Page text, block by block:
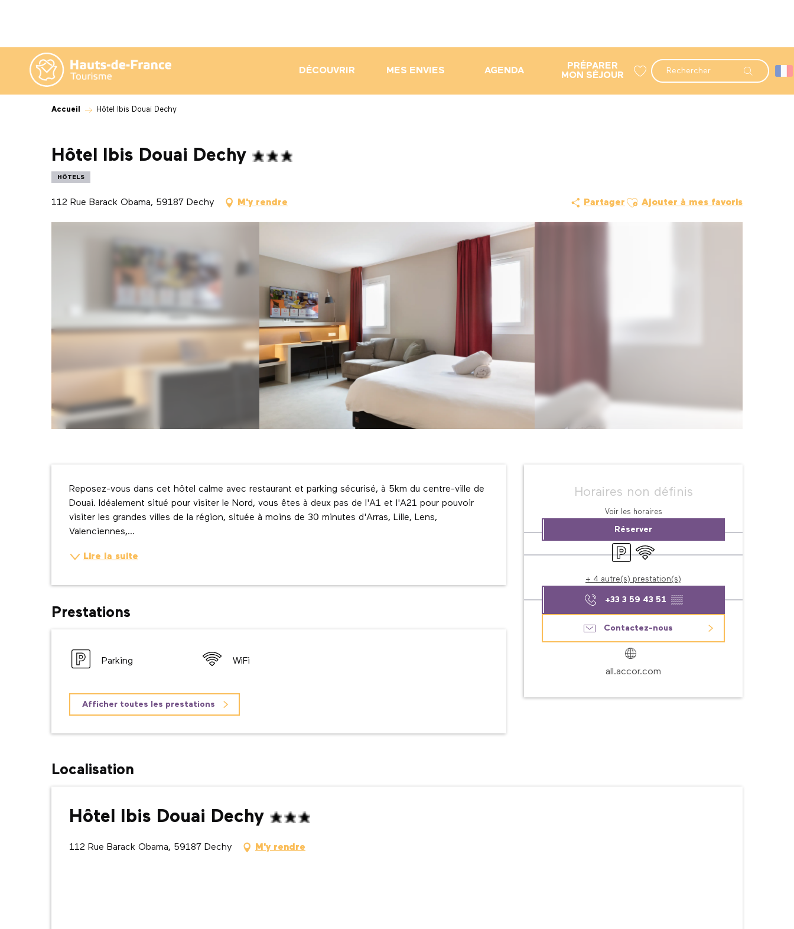
contenu
principal
Recherche
DÉCOUVRIR MES ENVIES AGENDA
PRÉPARER
MON SÉJOUR
Accueil Hôtel Ibis Douai Dechy
Hôtel Ibis Douai Dechy
HÔTELS
112 Rue Barack Obama, 59187 Dechy M'y rendre Partager Ajouter aux favoris
Ajouter à mes favoris
Ouverture et
Horaires non définis
Voir les horaires
Réserver
ParkingWiFi
+ 4 autre(s) prestation(s)
+33 3 59 43 51 ▒▒
Contactez-nous
all.accor.com
Description
Reposez-vous dans cet hôtel calme avec restaurant et parking sécurisé, à 5km du centre-ville de
Douai. Idéalement situé pour visiter le Nord, vous êtes à deux pas de l'A1 et l'A21 pour pouvoir
visiter les grandes villes de la région, située à moins de 30 minutes d'Arras, Lille, Lens,
Valenciennes,...
Lire la suite
Prestations
Parking WiFi
Afficher toutes les prestations
Localisation
Hôtel Ibis Douai Dechy
112 Rue Barack Obama, 59187 Dechy M'y rendre